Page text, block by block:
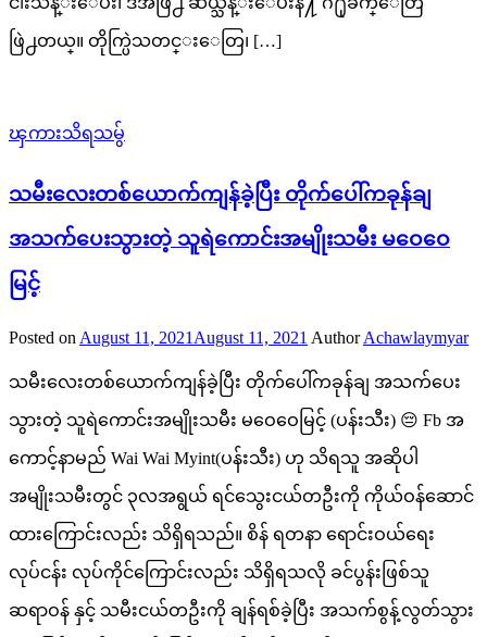
ဖြဲ႕တယ္။ တိုက္ပြဲသတင္းေတြ၊ […]
ၾကားသိရသမွ်
သမီးလေးတစ်ယောက်ကျန်ခဲ့ပြီး တိုက်ပေါ်ကခုန်ချ
အသက်ပေးသွားတဲ့ သူရဲကောင်းအမျိုးသမီး မဝေဝေ
မြင့်
Posted on August 11, 2021 August 11, 2021 Author Achawlaymyar
သမီးလေးတစ်ယောက်ကျန်ခဲ့ပြီး တိုက်ပေါ်ကခုန်ချ အသက်ပေး
သွားတဲ့ သူရဲကောင်းအမျိုးသမီး မဝေဝေမြင့် (ပန်းသီး) 😔 Fb အ
ကောင့်နာမည် Wai Wai Myint(ပန်းသီး) ဟု သိရသူ အဆိုပါ
အမျိုးသမီးတွင် ၃လအရွယ် ရင်သွေးငယ်တဦးကို ကိုယ်ဝန်ဆောင်
ထားကြောင်းလည်း သိရှိရသည်။ စိန် ရတနာ ရောင်းဝယ်ရေး
လုပ်ငန်း လုပ်ကိုင်ကြောင်းလည်း သိရှိရသလို ခင်ပွန်းဖြစ်သူ
ဆရာဝန် နှင့် သမီးငယ်တဦးကို ချန်ရစ်ခဲ့ပြီး အသက်စွန့်လွတ်သွား